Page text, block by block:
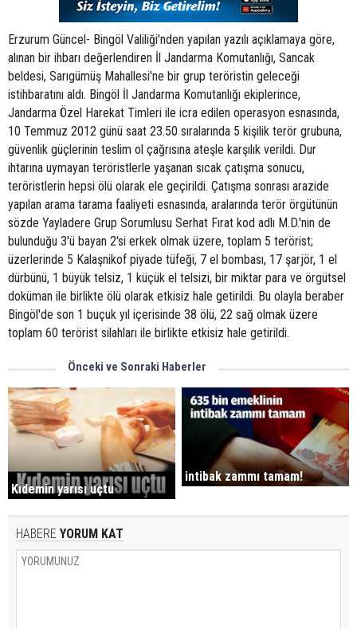
Erzurum Güncel- Bingöl Valiliği'nden yapılan yazılı açıklamaya göre,
alınan bir ihbarı değerlendiren İl Jandarma Komutanlığı, Sancak
beldesi, Sarıgümüş Mahallesi'ne bir grup teröristin geleceği
istihbaratını aldı. Bingöl İl Jandarma Komutanlığı ekiplerince,
Jandarma Özel Harekat Timleri ile icra edilen operasyon esnasında,
10 Temmuz 2012 günü saat 23.50 sıralarında 5 kişilik terör grubuna,
güvenlik güçlerinin teslim ol çağrısına ateşle karşılık verildi. Dur
ihtarına uymayan teröristlerle yaşanan sıcak çatışma sonucu,
teröristlerin hepsi ölü olarak ele geçirildi. Çatışma sonrası arazide
yapılan arama tarama faaliyeti esnasında, aralarında terör örgütünün
sözde Yayladere Grup Sorumlusu Serhat Fırat kod adlı M.D.'nin de
bulunduğu 3'ü bayan 2'si erkek olmak üzere, toplam 5 terörist;
üzerlerinde 5 Kalaşnikof piyade tüfeği, 7 el bombası, 17 şarjör, 1 el
dürbünü, 1 büyük telsiz, 1 küçük el telsizi, bir miktar para ve örgütsel
doküman ile birlikte ölü olarak etkisiz hale getirildi. Bu olayla beraber
Bingöl'de son 1 buçuk yıl içerisinde 38 ölü, 22 sağ olmak üzere
toplam 60 terörist silahları ile birlikte etkisiz hale getirildi.
Önceki ve Sonraki Haberler
Kıdemin yarısı uçtu
intibak zammı tamam!
HABERE YORUM KAT